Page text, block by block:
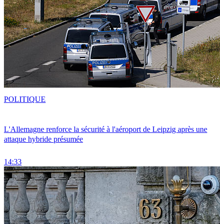
L'Allemagne renforce la sécurité à l'aéroport de Leipzig après une
attaque hybride présumée
14:33
POLITIQUE